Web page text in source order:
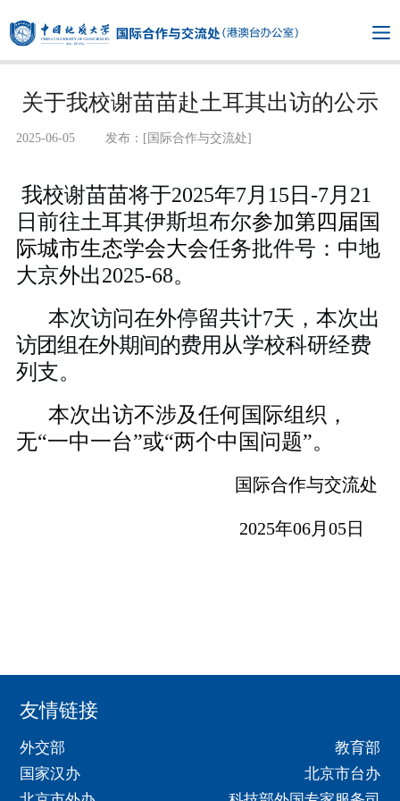
关于我校谢苗苗赴土耳其出访的公示
2025-06-05 发布：[国际合作与交流处]
我校谢苗苗将于2025年7月15日-7月21
日前往土耳其伊斯坦布尔参加第四届国
际城市生态学会大会任务批件号：中地
大京外出2025-68。
本次访问在外停留共计7天， 本次出
访团组在外期间的费用 从学校科研经费
列支。
本次出访不涉及任何国际组织，
无“一中一台”或“两个中国问题”。
国际合作与交流处
2025年06月05日
友情链接
外交部
教育部
国家汉办
北京市台办